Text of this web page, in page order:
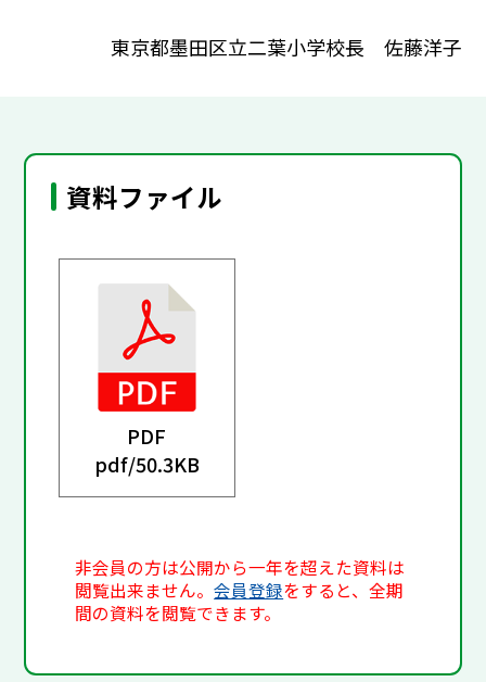
東京都墨田区立二葉小学校長 佐藤洋子
資料ファイル
PDF
pdf/50.3KB
非会員の方は公開から一年を超えた資料は
閲覧出来ません。会員登録をすると、全期
間の資料を閲覧できます。